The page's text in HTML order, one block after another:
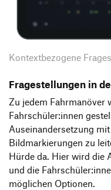
Kontextbezogene
Fragestellungen in
Zu jedem Fahrmanöver
Fahrschüler:innen
Auseinandersetzung
Bildmarkierungen zu
Hürde da. Hier wird die
und die
möglichen Optionen.